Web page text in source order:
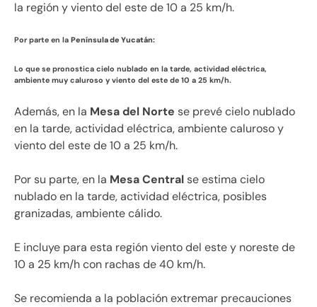
la región y viento del este de 10 a 25 km/h.
Por parte en la Península de Yucatán:
Lo que se pronostica cielo nublado en la tarde, actividad eléctrica,
ambiente muy caluroso y viento del este de 10 a 25 km/h.
Además, en la Mesa del Norte se prevé cielo nublado
en la tarde, actividad eléctrica, ambiente caluroso y
viento del este de 10 a 25 km/h.
Por su parte, en la Mesa Centralse estima cielo
nublado en la tarde, actividad eléctrica, posibles
granizadas, ambiente cálido.
E incluye para esta región viento del este y noreste de
10 a 25 km/h con rachas de 40 km/h.
Se recomienda a la población extremar precauciones